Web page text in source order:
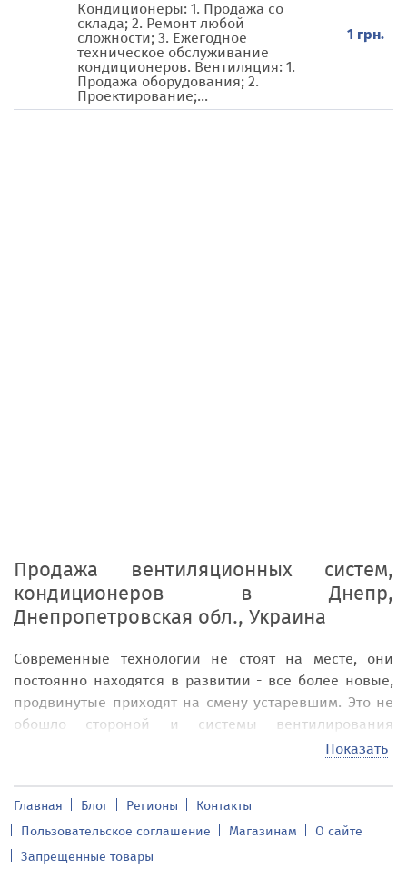
Кондиционеры: 1. Продажа со
склада; 2. Ремонт любой
сложности; 3. Ежегодное
техническое обслуживание
кондиционеров. Вентиляция: 1.
Продажа оборудования; 2.
Проектирование;...
1 грн.
Продажа вентиляционных систем,
кондиционеров в Днепр,
Днепропетровская обл., Украина
Современные технологии не стоят на месте, они
постоянно находятся в развитии - все более новые,
продвинутые приходят на смену устаревшим. Это не
обошло стороной и системы вентилирования
помещения. Современные вентиляционные системы
никак не повлияв на уровень температуры
помещения. На доске объявлений addnew.biz вашему
вниманию предоставлены самые популярные
вентиляционные системы для квартиры, офисов,
Показать
Главная Блог Регионы
Контакты
Пользовательское соглашение
Магазинам
О сайте
Запрещенные товары